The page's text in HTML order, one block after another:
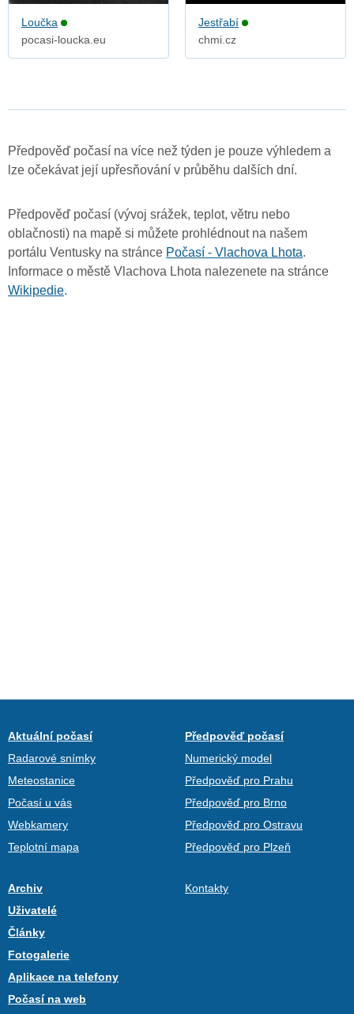
Loučka
pocasi-loucka.eu
Jestřabí
chmi.cz
Předpověď počasí na více než týden je pouze výhledem a
lze očekávat její upřesňování v průběhu dalších dní.
Předpověď počasí (vývoj srážek, teplot, větru nebo
oblačnosti) na mapě si můžete prohlédnout na našem
portálu Ventusky na stránce Počasí - Vlachova Lhota.
Informace o městě Vlachova Lhota nalezenete na stránce
Wikipedie.
Aktuální počasí
Radarové snímky
Meteostanice
Počasí u vás
Webkamery
Teplotní mapa
Předpověď počasí
Numerický model
Předpověď pro Prahu
Předpověď pro Brno
Předpověď pro Ostravu
Předpověď pro Plzeň
Archiv
Uživatelé
Články
Fotogalerie
Aplikace na telefony
Počasí na web
Kontakty